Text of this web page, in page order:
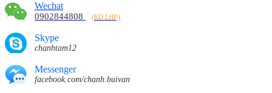
Wechat
0902844808 (KD LHP)
Skype
chanhtam12
Messenger
facebook.com/chanh.buivan